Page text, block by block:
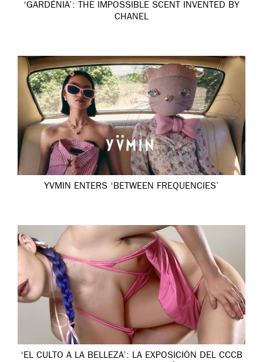
‘GARDÉNIA’: THE IMPOSSIBLE SCENT INVENTED BY
CHANEL
YVMIN ENTERS ‘BETWEEN FREQUENCIES’
‘EL CULTO A LA BELLEZA’: LA EXPOSICIÓN DEL CCCB